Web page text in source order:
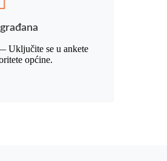
Uključite se u ankete
općine.